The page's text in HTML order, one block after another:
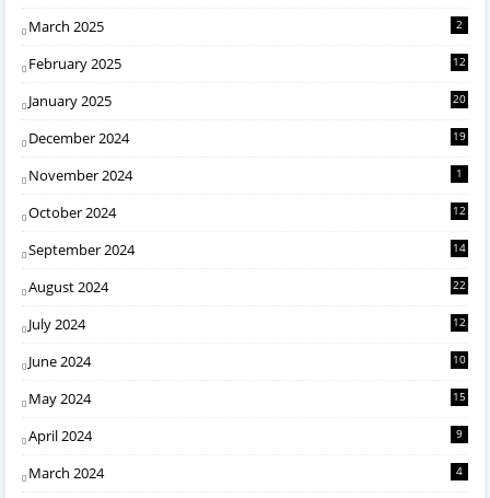
March 2025 2
February 2025 12
January 2025 20
December 2024 19
November 2024 1
October 2024 12
September 2024 14
August 2024 22
July 2024 12
June 2024 10
May 2024 15
April 2024 9
March 2024 4